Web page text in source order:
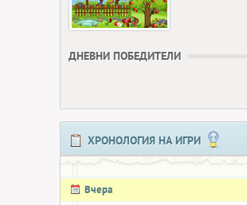
ДНЕВНИ ПОБЕДИТЕЛИ
ХРОНОЛОГИЯ НА ИГРИ
Вчера